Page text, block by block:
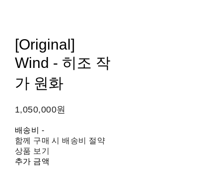
[Original]
Wind - 히조 작
가 원화
1,050,000원
배송비 -
함께 구매 시 배송비 절약
상품 보기
추가 금액